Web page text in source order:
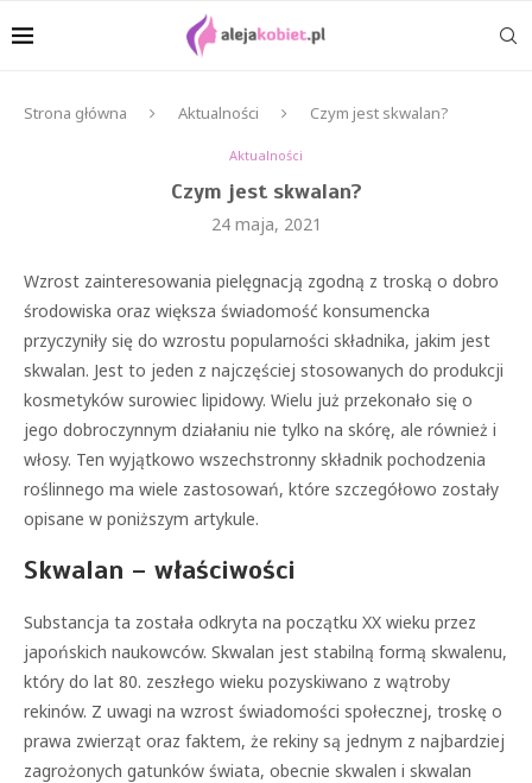
Strona główna Aktualności Czym jest skwalan?
Aktualności
Czym jest skwalan?
24 maja, 2021
Wzrost zainteresowania pielęgnacją zgodną z troską o dobro
środowiska oraz większa świadomość konsumencka
przyczyniły się do wzrostu popularności składnika, jakim jest
skwalan. Jest to jeden z najczęściej stosowanych do produkcji
kosmetyków surowiec lipidowy. Wielu już przekonało się o
jego dobroczynnym działaniu nie tylko na skórę, ale również i
włosy. Ten wyjątkowo wszechstronny składnik pochodzenia
roślinnego ma wiele zastosowań, które szczegółowo zostały
opisane w poniższym artykule.
Skwalan – właściwości
Substancja ta została odkryta na początku XX wieku przez
japońskich naukowców. Skwalan jest stabilną formą skwalenu,
który do lat 80. zeszłego wieku pozyskiwano z wątroby
rekinów. Z uwagi na wzrost świadomości społecznej, troskę o
prawa zwierząt oraz faktem, że rekiny są jednym z najbardziej
zagrożonych gatunków świata, obecnie skwalen i skwalan